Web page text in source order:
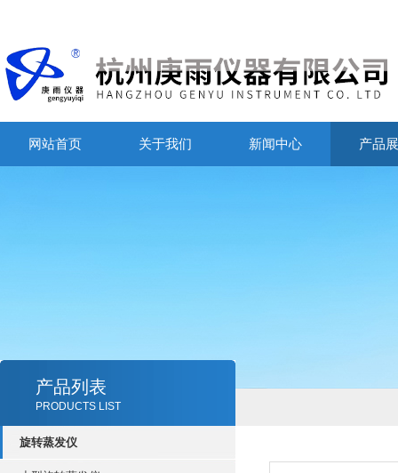
网站首页 关于我们 新闻中心 产品
产品列表
PRODUCTS LIST
旋转蒸发仪